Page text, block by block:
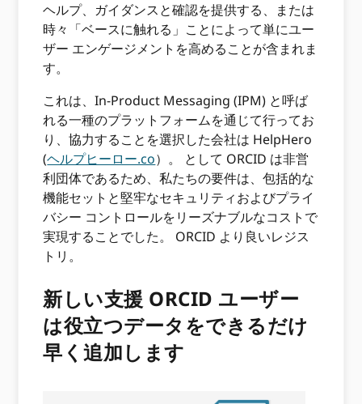
ヘルプ、ガイダンスと確認を提供する、または
時々「ベースに触れる」ことによって単にユー
ザー エンゲージメントを高めることが含まれま
す。
これは、In-Product Messaging (IPM) と呼ば
れる一種のプラットフォームを通じて行ってお
り、協力することを選択した会社は HelpHero
(ヘルプヒーロー.co）。 として ORCID は非営
利団体であるため、私たちの要件は、包括的な
機能セットと堅牢なセキュリティおよびプライ
バシー コントロールをリーズナブルなコストで
実現することでした。 ORCID より良いレジス
トリ。
新しい支援 ORCID ユーザー
は役立つデータをできるだけ
早く追加します